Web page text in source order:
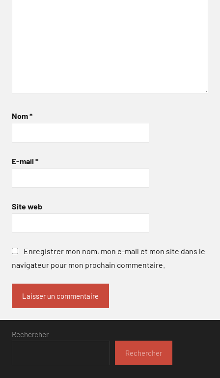
Nom*
E-mail *
Site web
Enregistrer mon nom, mon e-mail et mon site dans le
navigateur pour mon prochain commentaire.
Rechercher
Rechercher